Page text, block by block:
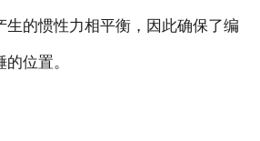
生的惯性力相平衡，因此确保了编
位置。